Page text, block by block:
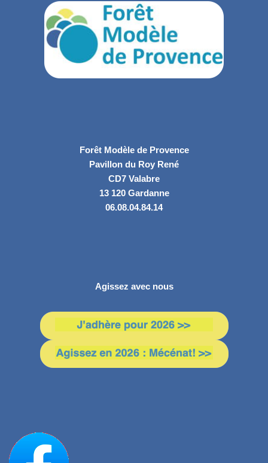
Forêt Modèle de Provence
Pavillon du Roy René
CD7 Valabre
13 120 Gardanne
06.08.04.84.14
Agissez avec nous